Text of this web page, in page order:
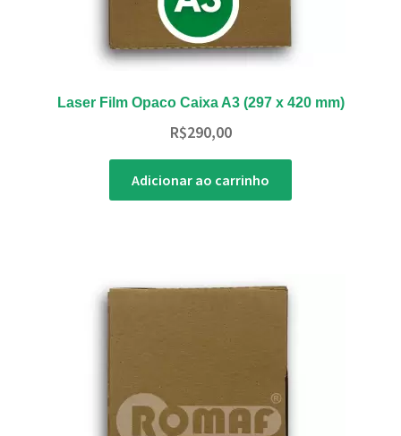
Laser Film Opaco Caixa A3 (297 x 420 mm)
R$290,00
Adicionar ao carrinho